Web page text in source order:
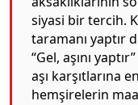
siyasi bir tercih.
taramanı yaptır
“Gel, aşını
aşı karşıtlarına
hemşirelerin